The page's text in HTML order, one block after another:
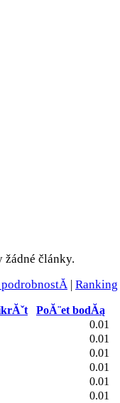
žádné články.
Ranking
PoĂ¨et bodĂą
0.01
0.01
0.01
0.01
0.01
0.01